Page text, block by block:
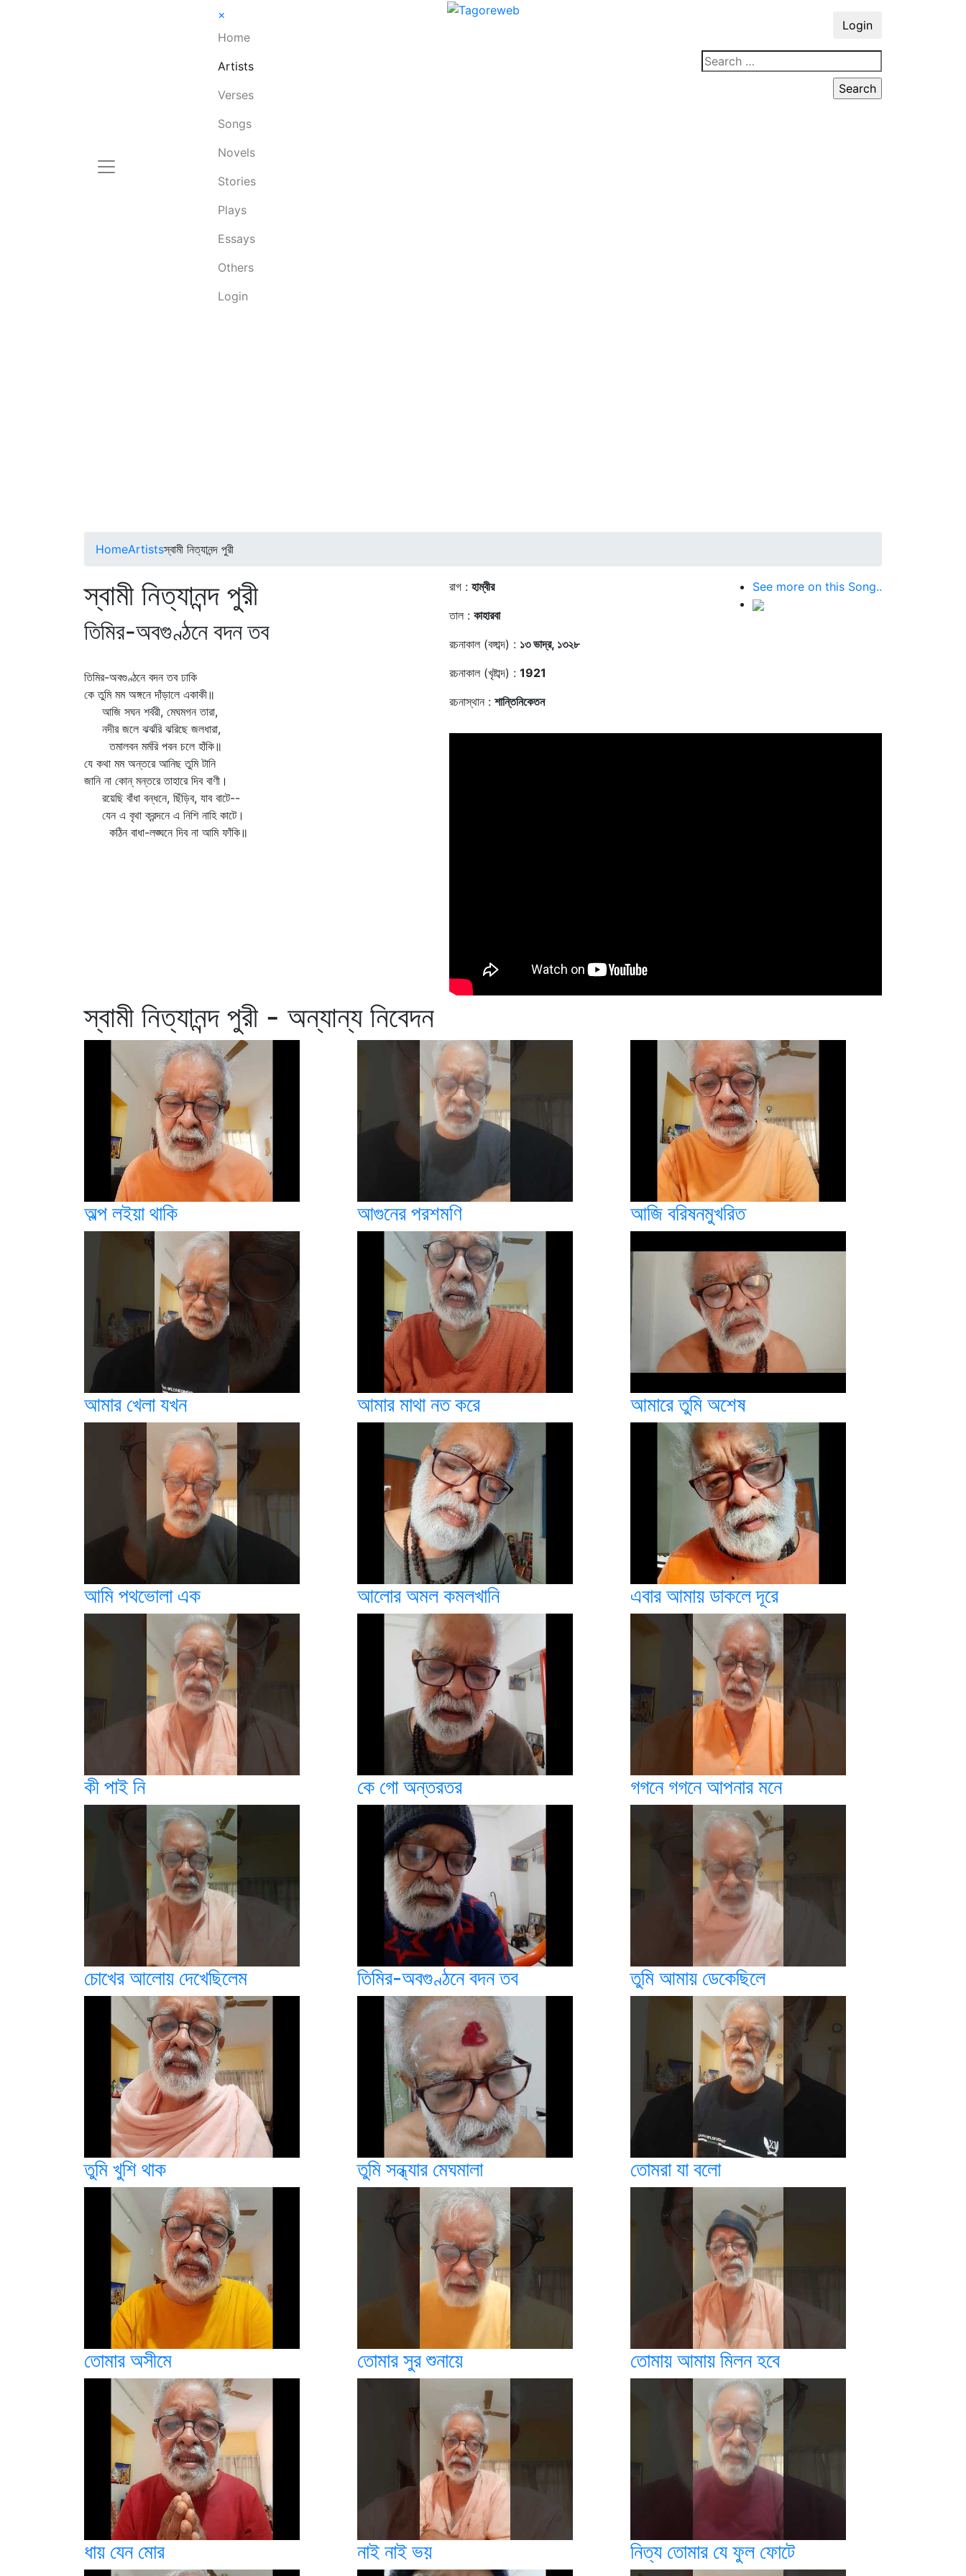
×
Home
Artists
Verses
Songs
Novels
Stories
Plays
Essays
Others
Login
Login
HomeArtistsস্বামী নিত্যানন্দ পুরী
স্বামী নিত্যানন্দ পুরী
তিমির-অবগুণ্ঠনে বদন তব
তিমির-অবগুণ্ঠনে বদন তব ঢাকি
কে তুমি মম অঙ্গনে দাঁড়ালে একাকী॥
আজি সঘন শর্বরী, মেঘমগন তারা,
নদীর জলে ঝর্ঝরি ঝরিছে জলধারা,
তমালবন মর্মরি পবন চলে হাঁকি॥
যে কথা মম অন্তরে আনিছ তুমি টানি
জানি না কোন্‌ মন্তরে তাহারে দিব বাণী।
রয়েছি বাঁধা বন্ধনে, ছিঁড়িব, যাব বাটে--
যেন এ বৃথা ক্রন্দনে এ নিশি নাহি কাটে।
কঠিন বাধা-লঙ্ঘনে দিব না আমি ফাঁকি॥
রাগ : হাম্বীর
তাল : কাহারবা
রচনাকাল (বঙ্গাব্দ) : ১৩ ভাদ্র, ১৩২৮
রচনাকাল (খৃষ্টাব্দ) : 1921
রচনাস্থান : শান্তিনিকেতন
See more on this Song..
স্বামী নিত্যানন্দ পুরী - অন্যান্য নিবেদন
অল্প লইয়া থাকি আগুনের পরশমণি আজি বরিষনমুখরিত
আমার খেলা যখন আমার মাথা নত করে আমারে তুমি অশেষ
আমি পথভোলা এক আলোর অমল কমলখানি এবার আমায় ডাকলে দূরে
কী পাই নি কে গো অন্তরতর গগনে গগনে আপনার মনে
চোখের আলোয় দেখেছিলেম তিমির-অবগুণ্ঠনে বদন তব তুমি আমায় ডেকেছিলে
তুমি খুশি থাক তুমি সন্ধ্যার মেঘমালা তোমরা যা বলো
তোমার অসীমে তোমার সুর শুনায়ে তোমায় আমায় মিলন হবে
ধায় যেন মোর নাই নাই ভয় নিত্য তোমার যে ফুল ফোটে